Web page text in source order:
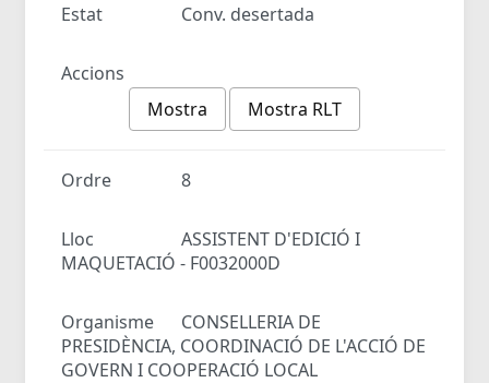
Estat Conv. desertada
Accions
Mostra
Mostra RLT
Ordre 8
Lloc
ASSISTENT D'EDICIÓ I
MAQUETACIÓ - F0032000D
Organisme
CONSELLERIA DE
PRESIDÈNCIA, COORDINACIÓ DE L'ACCIÓ DE
GOVERN I COOPERACIÓ LOCAL